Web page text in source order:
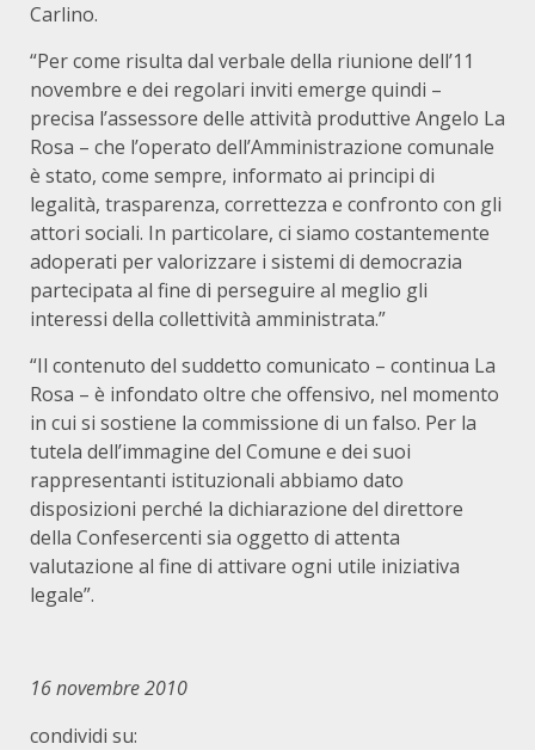
Carlino.
“Per come risulta dal verbale della riunione dell’11
novembre e dei regolari inviti emerge quindi –
precisa l’assessore delle attività produttive Angelo La
Rosa – che l’operato dell’Amministrazione comunale
è stato, come sempre, informato ai principi di
legalità, trasparenza, correttezza e confronto con gli
attori sociali. In particolare, ci siamo costantemente
adoperati per valorizzare i sistemi di democrazia
partecipata al fine di perseguire al meglio gli
interessi della collettività amministrata.”
“Il contenuto del suddetto comunicato – continua La
Rosa – è infondato oltre che offensivo, nel momento
in cui si sostiene la commissione di un falso. Per la
tutela dell’immagine del Comune e dei suoi
rappresentanti istituzionali abbiamo dato
disposizioni perché la dichiarazione del direttore
della Confesercenti sia oggetto di attenta
valutazione al fine di attivare ogni utile iniziativa
legale”.
16 novembre 2010
condividi su: